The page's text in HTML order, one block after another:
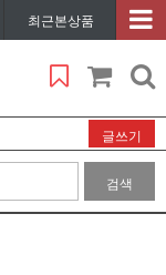
최근본상품
글쓰기
검색